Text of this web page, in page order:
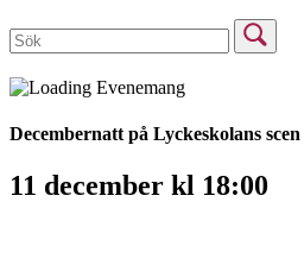
Decembernatt på Lyckeskolans
11 december kl 18:00